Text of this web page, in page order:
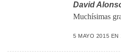
David
Muchísimas
5 MAYO 2015 EN